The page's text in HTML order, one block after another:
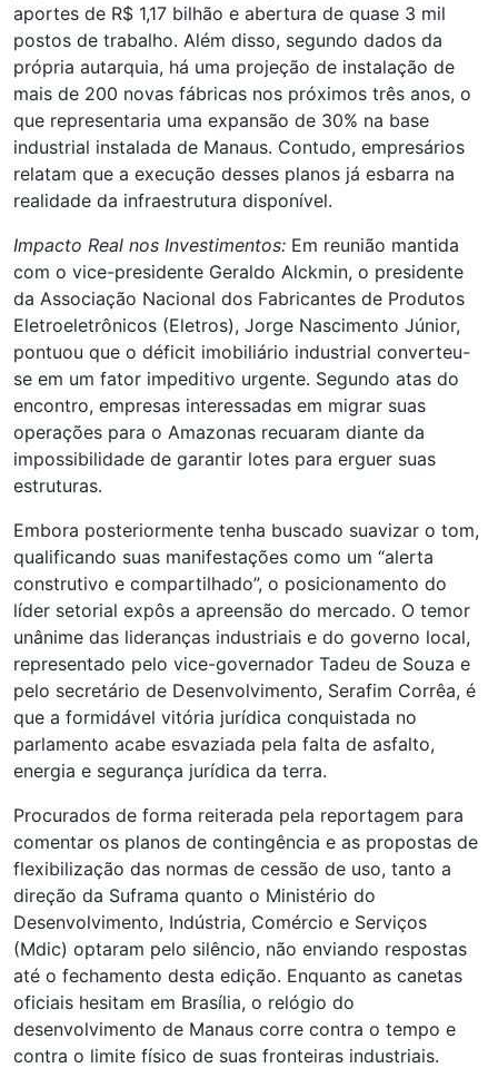
aportes de R$ 1,17 bilhão e abertura de quase 3 mil
postos de trabalho. Além disso, segundo dados da
própria autarquia, há uma projeção de instalação de
mais de 200 novas fábricas nos próximos três anos, o
que representaria uma expansão de 30% na base
industrial instalada de Manaus. Contudo, empresários
relatam que a execução desses planos já esbarra na
realidade da infraestrutura disponível.
Impacto Real nos Investimentos: Em reunião mantida
com o vice-presidente Geraldo Alckmin, o presidente
da Associação Nacional dos Fabricantes de Produtos
Eletroeletrônicos (Eletros), Jorge Nascimento Júnior,
pontuou que o déficit imobiliário industrial converteu-
se em um fator impeditivo urgente. Segundo atas do
encontro, empresas interessadas em migrar suas
operações para o Amazonas recuaram diante da
impossibilidade de garantir lotes para erguer suas
estruturas.
Embora posteriormente tenha buscado suavizar o tom,
qualificando suas manifestações como um “alerta
construtivo e compartilhado”, o posicionamento do
líder setorial expôs a apreensão do mercado. O temor
unânime das lideranças industriais e do governo local,
representado pelo vice-governador Tadeu de Souza e
pelo secretário de Desenvolvimento, Serafim Corrêa, é
que a formidável vitória jurídica conquistada no
parlamento acabe esvaziada pela falta de asfalto,
energia e segurança jurídica da terra.
Procurados de forma reiterada pela reportagem para
comentar os planos de contingência e as propostas de
flexibilização das normas de cessão de uso, tanto a
direção da Suframa quanto o Ministério do
Desenvolvimento, Indústria, Comércio e Serviços
(Mdic) optaram pelo silêncio, não enviando respostas
até o fechamento desta edição. Enquanto as canetas
oficiais hesitam em Brasília, o relógio do
desenvolvimento de Manaus corre contra o tempo e
contra o limite físico de suas fronteiras industriais.